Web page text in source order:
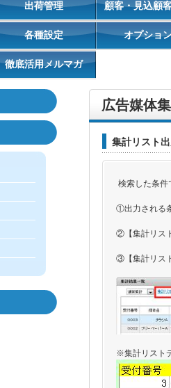
出荷管理 顧客・見込顧
各種設定 オプショ
徹底活用メルマガ
広告媒体
集計リスト
検索した条件
①出力される
②【集計リス
③【集計リス
※集計リスト